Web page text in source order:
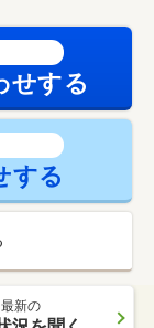
せする
する
最新の